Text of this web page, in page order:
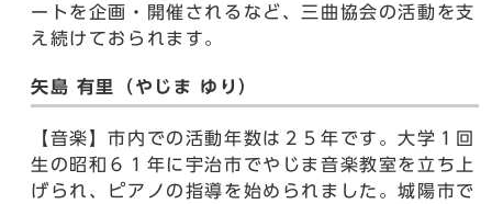
ートを企画・開催されるなど、三曲協会の活動を支
え続けておられます。
矢島 有里（やじま ゆり）
【音楽】市内での活動年数は２５年です。大学１回
生の昭和６１年に宇治市でやじま音楽教室を立ち上
げられ、ピアノの指導を始められました。城陽市で